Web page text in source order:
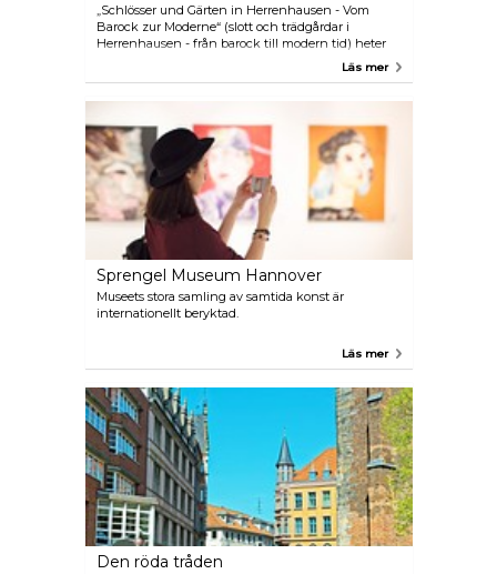
„Schlösser und Gärten in Herrenhausen - Vom
Barock zur Moderne“ (slott och trädgårdar i
Herrenhausen - från barock till modern tid) heter
det stora evenemanget, som bjuder in sina gäster
Läs mer
Sprengel Museum Hannover
Museets stora samling av samtida konst är
internationellt beryktad.
Läs mer
Den röda tråden